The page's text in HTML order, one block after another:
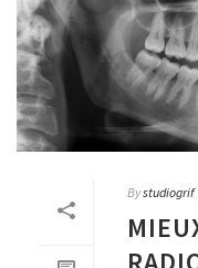
Bystudiogrif